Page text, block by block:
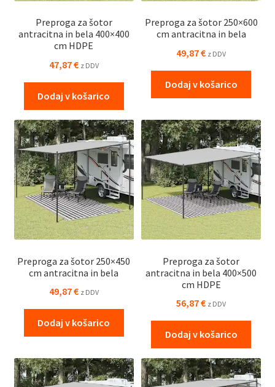
Preproga za šotor
antracitna in bela 400×400
cm HDPE
47,87€ z DDV
Dodaj v košarico
Preproga za šotor 250×600
cm antracitna in bela
49,87€ z DDV
Dodaj v košarico
Preproga za šotor 250×450
cm antracitna in bela
49,87€ z DDV
Dodaj v košarico
Preproga za šotor
antracitna in bela 400×500
cm HDPE
56,87€ z DDV
Dodaj v košarico